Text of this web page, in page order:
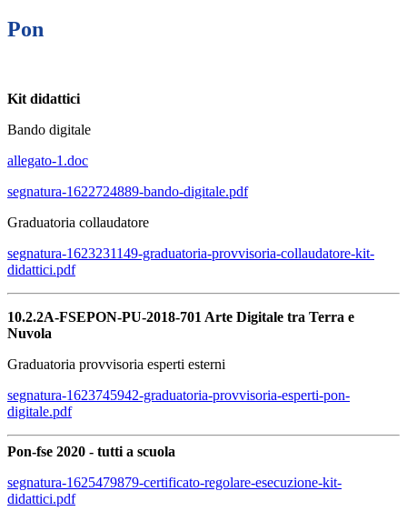
Pon
Kit didattici
Bando digitale
allegato-1.doc
segnatura-1622724889-bando-digitale.pdf
Graduatoria collaudatore
segnatura-1623231149-graduatoria-provvisoria-collaudatore-kit-
didattici.pdf
10.2.2A-FSEPON-PU-2018-701 Arte Digitale tra Terra e
Nuvola
Graduatoria provvisoria esperti esterni
segnatura-1623745942-graduatoria-provvisoria-esperti-pon-
digitale.pdf
Pon-fse 2020 - tutti a scuola
segnatura-1625479879-certificato-regolare-esecuzione-kit-
didattici.pdf